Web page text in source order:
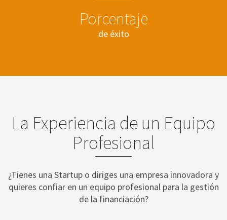
Porcentaje
de éxito
La Experiencia de un Equipo
Profesional
¿Tienes una Startup o diriges una empresa innovadora y
quieres confiar en un equipo profesional para la gestión
de la financiación?